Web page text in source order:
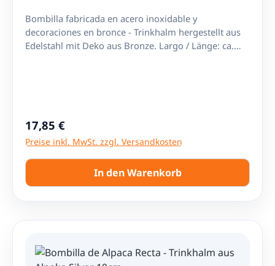
Bombilla fabricada en acero inoxidable y
decoraciones en bronce - Trinkhalm hergestellt aus
Edelstahl mit Deko aus Bronze. Largo / Länge: ca.
Regulärer Preis:
17,85 €
Preise inkl. MwSt. zzgl. Versandkosten
In den Warenkorb